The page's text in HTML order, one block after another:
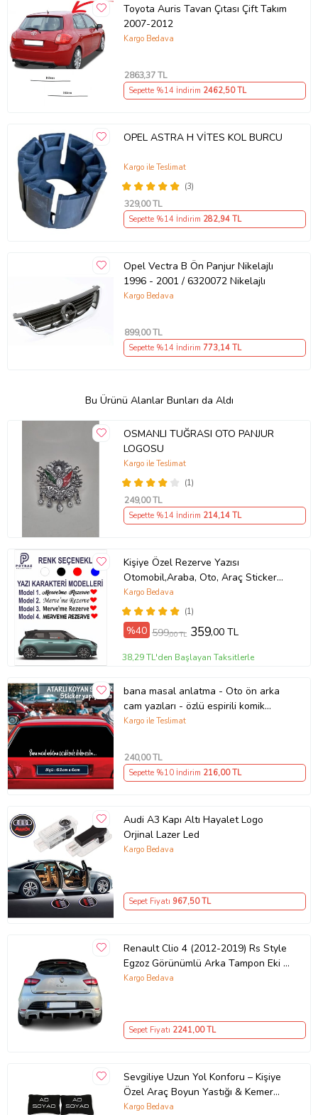
Toyota Auris Tavan Çıtası Çift Takım
2007-2012
Kargo Bedava
2863,37 TL
Sepette %14 İndirim 2462,50 TL
OPEL ASTRA H VİTES KOL BURCU
(3)
Kargo ile Teslimat
329,00 TL
Sepette %14 İndirim 282,94 TL
Opel Vectra B Ön Panjur Nikelajlı
1996 - 2001 / 6320072 Nikelajlı
Kargo Bedava
899,00 TL
Sepette %14 İndirim 773,14 TL
Bu Ürünü Alanlar Bunları da Aldı
OSMANLI TUĞRASI OTO PANJUR
LOGOSU
(1)
Kargo ile Teslimat
249,00 TL
Sepette %14 İndirim 214,14 TL
Kişiye Özel Rezerve Yazısı
Otomobil,Araba, Oto, Araç Sticker
(Parlak Beyaz)
(1)
Kargo Bedava
%40 599,00 TL 359,00 TL
38,29 TL'den Başlayan Taksitlerle
bana masal anlatma - Oto ön arka
cam yazıları - özlü espirili komik
türkçe koyan sözler
Kargo ile Teslimat
240,00 TL
Sepette %10 İndirim 216,00 TL
Audi A3 Kapı Altı Hayalet Logo
Orjinal Lazer Led
Kargo Bedava
Sepet Fiyatı 967,50 TL
Renault Clio 4 (2012-2019) Rs Style
Egzoz Görünümlü Arka Tampon Eki -
Difüzör (Plastik)
Kargo Bedava
Sepet Fiyatı 2241,00 TL
Sevgiliye Uzun Yol Konforu – Kişiye
Özel Araç Boyun Yastığı & Kemer
Pedi Hediye Seti
Kargo Bedava